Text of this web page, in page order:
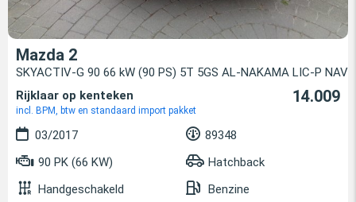
Mazda 2
SKYACTIV-G 90 66 kW (90 PS) 5T 5GS AL-NAKAMA LIC-P NAV
Rijklaar op kenteken
incl. BPM, btw en standaard import pakket
14.009
03/2017
89348
90 PK (66 KW)
Hatchback
Handgeschakeld
Benzine